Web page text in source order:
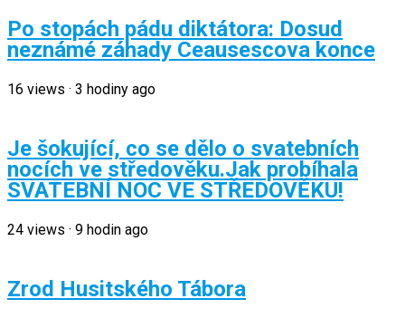
Po stopách pádu diktátora: Dosud
neznámé záhady Ceausescova konce
16 views · 3 hodiny ago
Je šokující, co se dělo o svatebních
nocích ve středověku.Jak probíhala
SVATEBNÍ NOC VE STŘEDOVĚKU!
24 views · 9 hodin ago
Zrod Husitského Tábora